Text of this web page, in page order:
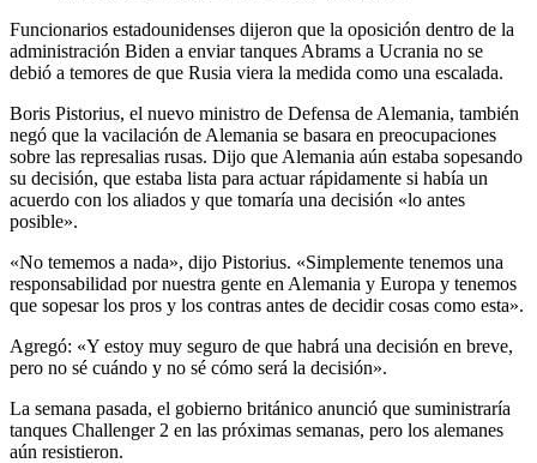
Funcionarios estadounidenses dijeron que la oposición dentro de la
administración Biden a enviar tanques Abrams a Ucrania no se
debió a temores de que Rusia viera la medida como una escalada.
Boris Pistorius, el nuevo ministro de Defensa de Alemania, también
negó que la vacilación de Alemania se basara en preocupaciones
sobre las represalias rusas. Dijo que Alemania aún estaba sopesando
su decisión, que estaba lista para actuar rápidamente si había un
acuerdo con los aliados y que tomaría una decisión «lo antes
posible».
«No tememos a nada», dijo Pistorius. «Simplemente tenemos una
responsabilidad por nuestra gente en Alemania y Europa y tenemos
que sopesar los pros y los contras antes de decidir cosas como esta».
Agregó: «Y estoy muy seguro de que habrá una decisión en breve,
pero no sé cuándo y no sé cómo será la decisión».
La semana pasada, el gobierno británico anunció que suministraría
tanques Challenger 2 en las próximas semanas, pero los alemanes
aún resistieron.